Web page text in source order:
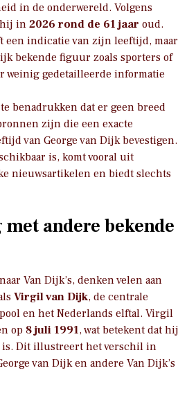
in de onderwereld. Volgens
hij in 2026 rond de 61 jaar oud.
een indicatie van zijn leeftijd, maar
bekende figuur zoals sporters of
weinig gedetailleerde informatie
benadrukken dat er geen breed
zijn die een exacte
van George van Dijk bevestigen.
is, komt vooral uit
nieuwsartikelen en biedt slechts
andere bekende
Van Dijk’s, denken velen aan
Virgil van Dijk, de centrale
en het Nederlands elftal. Virgil
op8 juli 1991, wat betekent dat hij
is. Dit illustreert het verschil in
van Dijk en andere Van Dijk’s